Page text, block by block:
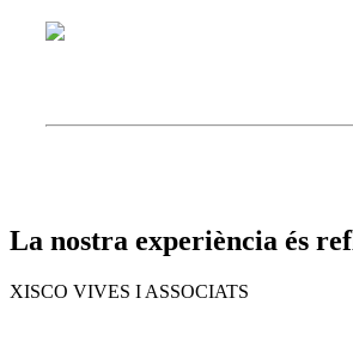
La nostra experiència és
XISCO VIVES I ASSOCIATS